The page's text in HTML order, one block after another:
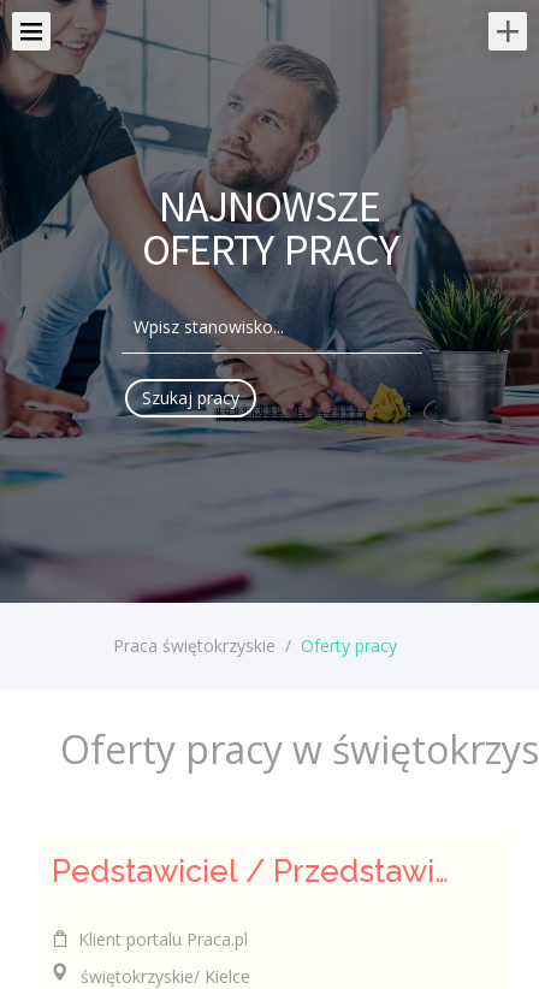
NAJNOWSZE
OFERTY PRACY
Praca świętokrzyskie / Oferty pracy
Oferty pracy w
Pedstawiciel / Przedstawicielka ds. sprzedaży ubezpieczeń majątkowych
Klient portalu Praca.pl
świętokrzyskie/ Kielce